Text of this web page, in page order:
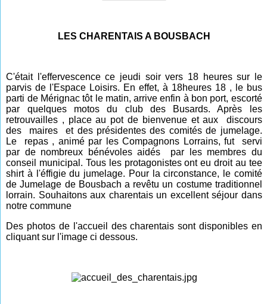
LES CHARENTAIS A BOUSBACH
C'était l'effervescence ce jeudi soir vers 18 heures sur le
parvis de l'Espace Loisirs. En effet, à 18heures 18 , le bus
parti de Mérignac tôt le matin, arrive enfin à bon port, escorté
par quelques motos du club des Busards. Après les
retrouvailles , place au pot de bienvenue et aux discours
des maires et des présidentes des comités de jumelage.
Le repas , animé par les Compagnons Lorrains, fut servi
par de nombreux bénévoles aidés par les membres du
conseil municipal. Tous les protagonistes ont eu droit au tee
shirt à l'éffigie du jumelage. Pour la circonstance, le comité
de Jumelage de Bousbach a revêtu un costume traditionnel
lorrain. Souhaitons aux charentais un excellent séjour dans
notre commune
Des photos de l'accueil des charentais sont disponibles en
cliquant sur l'image ci dessous.